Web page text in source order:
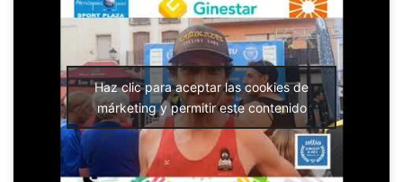
Haz clic para aceptar las cookies de
márketing y permitir este contenido